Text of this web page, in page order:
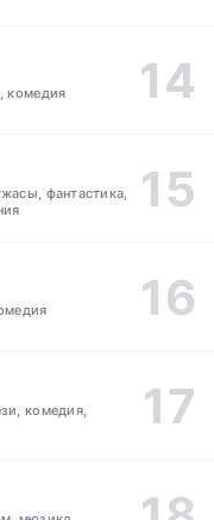
комедия
фантастика,
комедия,